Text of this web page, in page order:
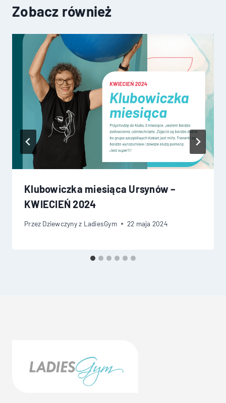
Zobacz również
Klubowiczka miesiąca Ursynów –
KWIECIEŃ 2024
Przez Dziewczyny z LadiesGym 22 maja 2024